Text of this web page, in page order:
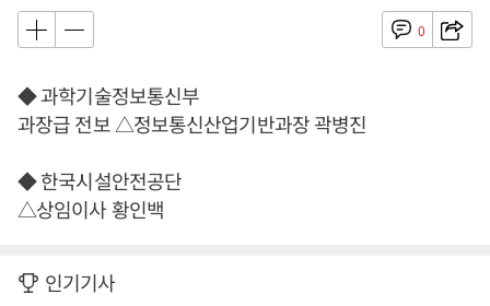
0
◆ 과학기술정보통신부
과장급 전보 △정보통신산업기반과장 곽병진
◆ 한국시설안전공단
△상임이사 황인백
인기기사